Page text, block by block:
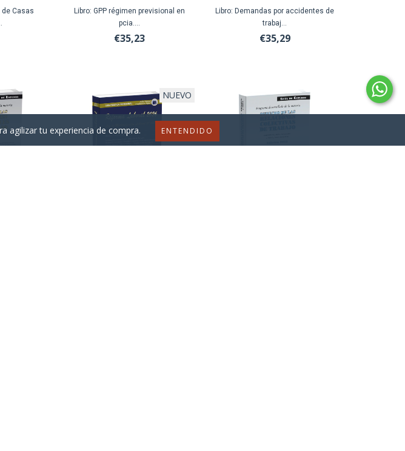
agilizar tu experiencia de compra. ENTENDIDO
de Casas
Libro: GPP régimen previsional en
pcia....
€35,23
Libro: Demandas por accidentes de
trabaj...
€35,29
NUEVO